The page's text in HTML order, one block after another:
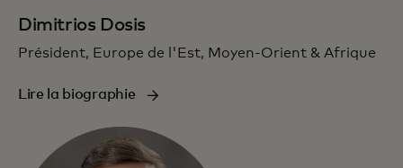
Dimitrios Dosis
Président, Europe de l'Est, Moyen-Orient & Afrique
Lire la biographie